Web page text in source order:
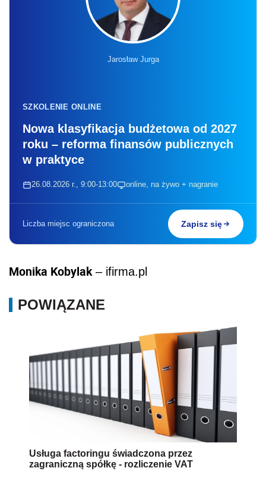
Jarosław Jurga
SZKOLENIE ONLINE
Nowa klasyfikacja budżetowa od 2027
roku – reforma finansów publicznych
w praktyce
26.08.2026 r., 9:00-13:00 online, na żywo + nagranie
Liczba miejsc ograniczona Zapisz się
Monika Kobylak – ifirma.pl
POWIĄZANE
Usługa factoringu świadczona przez
zagraniczną spółkę - rozliczenie VAT